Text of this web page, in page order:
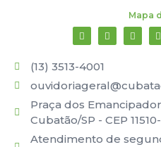
Mapa
(13) 3513-4001
Praça dos
Cubatão/SP - CEP
Atendimento de